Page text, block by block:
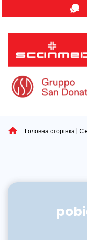
to
content
Головна сторінка |